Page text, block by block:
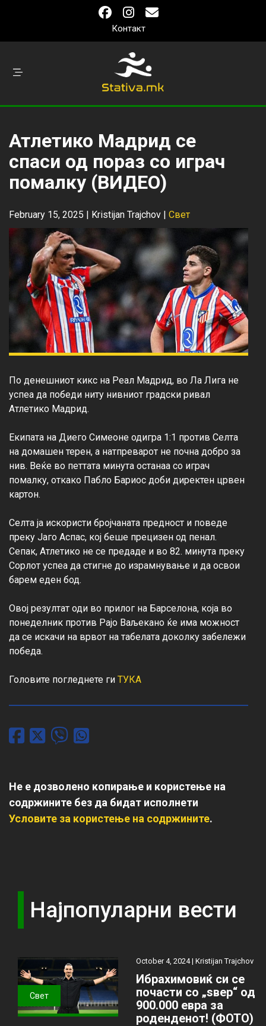
Контакт
Атлетико Мадрид се
спаси од пораз со играч
помалку (ВИДЕО)
February 15, 2025 | Kristijan Trajchov | Свет
По денешниот кикс на Реал Мадрид, во Ла Лига не
успеа да победи ниту нивниот градски ривал
Атлетико Мадрид.
Екипата на Диего Симеоне одигра 1:1 против Селта
на домашен терен, а натпреварот не почна добро за
нив. Веќе во петтата минута останаа со играч
помалку, откако Пабло Бариос доби директен црвен
картон.
Селта ја искористи бројчаната предност и поведе
преку Јаго Аспас, кој беше прецизен од пенал.
Сепак, Атлетико не се предаде и во 82. минута преку
Сорлот успеа да стигне до израмнување и да освои
барем еден бод.
Овој резултат оди во прилог на Барселона, која во
понеделник против Рајо Ваљекано ќе има можност
да се искачи на врвот на табелата доколку забележи
победа.
Головите погледнете ги ТУКА
Не е дозволено копирање и користење на
содржините без да бидат исполнети
Условите за користење на содржините.
Најпопуларни вести
Свет
October 4, 2024 |Kristijan Trajchov
Ибрахимовиќ си се
почасти со „ѕвер“ од
900.000 евра за
роденденот! (ФОТО)